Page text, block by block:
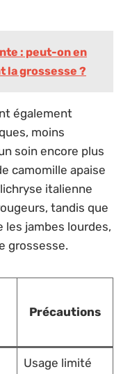
: peut-on en
la grossesse ?
également
moins
soin encore plus
camomille apaise
italienne
tandis que
les jambes lourdes,
grossesse.
Précautions
Usage limité